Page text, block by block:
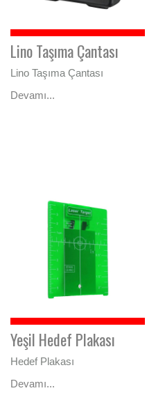
Lino Taşıma Çantası
Lino Taşıma Çantası
Devamı...
Yeşil Hedef Plakası
Hedef Plakası
Devamı...